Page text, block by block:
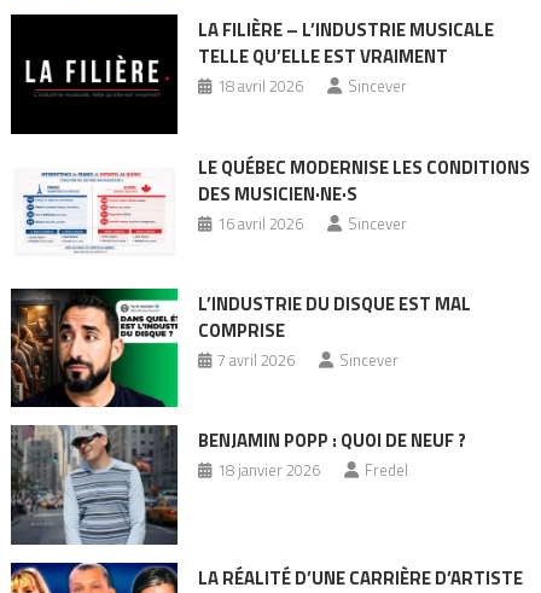
LA FILIÈRE – L’INDUSTRIE MUSICALE
TELLE QU’ELLE EST VRAIMENT
18 avril 2026 Sincever
LE QUÉBEC MODERNISE LES CONDITIONS
DES MUSICIEN·NE·S
16 avril 2026 Sincever
L’INDUSTRIE DU DISQUE EST MAL
COMPRISE
7 avril 2026 Sincever
BENJAMIN POPP : QUOI DE NEUF ?
18 janvier 2026 Fredel
LA RÉALITÉ D’UNE CARRIÈRE D’ARTISTE